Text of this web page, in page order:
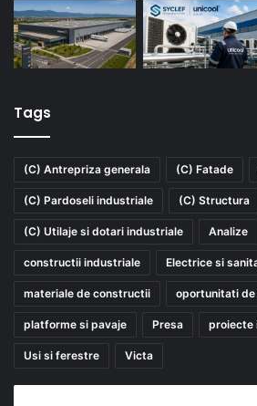
Tags
(C) Antrepriza generala (C) Fatade
(C) Pardoseli industriale (C) Structura
(C) Utilaje si dotari industriale Analize
constructii industriale Electrice si
materiale de constructii oportunitati
platforme si pavaje Presa proiecte
Usi si ferestre Victa